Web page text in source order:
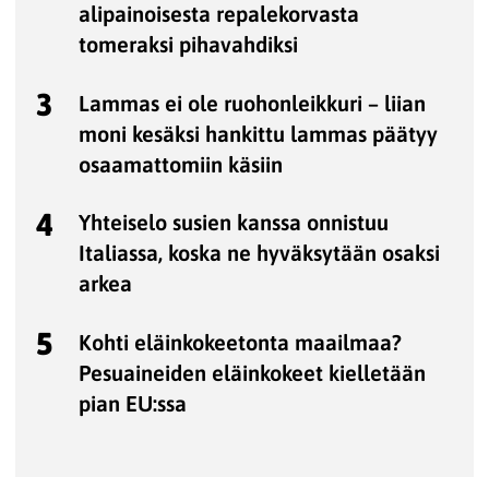
alipainoisesta repalekorvasta
tomeraksi pihavahdiksi
3
Lammas ei ole ruohonleikkuri – liian
moni kesäksi hankittu lammas päätyy
osaamattomiin käsiin
4
Yhteiselo susien kanssa onnistuu
Italiassa, koska ne hyväksytään osaksi
arkea
5
Kohti eläinkokeetonta maailmaa?
Pesuaineiden eläinkokeet kielletään
pian EU:ssa